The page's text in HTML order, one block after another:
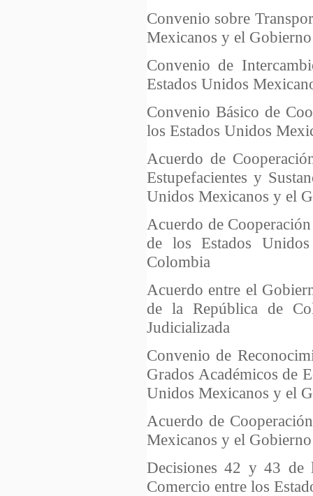
Convenio sobre
Mexicanos y el
Convenio de
Estados Unidos
Convenio Básico de
los Estados Unidos
Acuerdo de
Estupefacientes y
Unidos Mexicanos y el
Acuerdo de
de los Estados
Colombia
Acuerdo entre el
de la República de
Judicializada
Convenio de
Grados Académicos de
Unidos Mexicanos y el
Acuerdo de
Mexicanos y el
Decisiones 42 y 43 de
Comercio entre los